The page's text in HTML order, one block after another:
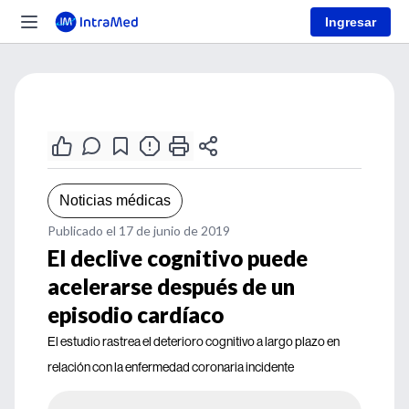
Ingresar
Noticias médicas
Publicado el 17 de junio de 2019
El declive cognitivo puede
acelerarse después de un
episodio cardíaco
El estudio rastrea el deterioro cognitivo a largo plazo en
relación con la enfermedad coronaria incidente